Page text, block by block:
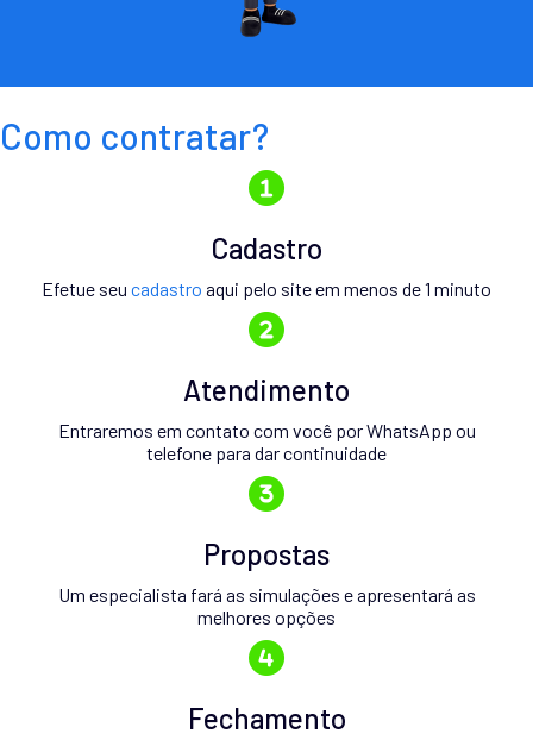
Como contratar?
Cadastro
Efetue seu cadastro aqui pelo site em menos de 1 minuto
Atendimento
Entraremos em contato com você por WhatsApp ou
telefone para dar continuidade
Propostas
Um especialista fará as simulações e apresentará as
melhores opções
Fechamento